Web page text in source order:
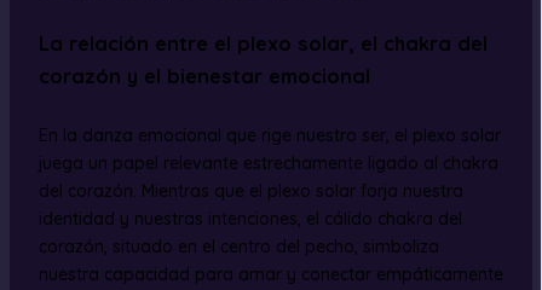
La relación entre el plexo solar, el chakra del
corazón y el bienestar emocional
En la danza emocional que rige nuestro ser, el plexo solar
juega un papel relevante estrechamente ligado al chakra
del corazón. Mientras que el plexo solar forja nuestra
identidad y nuestras intenciones, el cálido chakra del
corazón, situado en el centro del pecho, simboliza
nuestra capacidad para amar y conectar empáticamente